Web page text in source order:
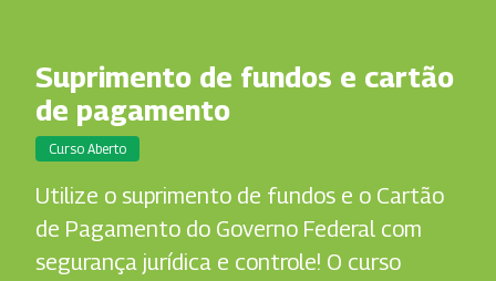
Suprimento de fundos e cartão
de pagamento
Curso Aberto
Utilize o suprimento de fundos e o Cartão
de Pagamento do Governo Federal com
segurança jurídica e controle! O curso